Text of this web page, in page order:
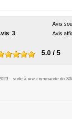
Avis
Avis
: 3
5.0 / 5
suite à une commande du